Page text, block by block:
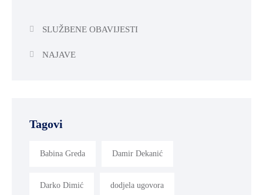
SLUŽBENE OBAVIJESTI
NAJAVE
Tagovi
Babina Greda Damir Dekanić
Darko Dimić dodjela ugovora